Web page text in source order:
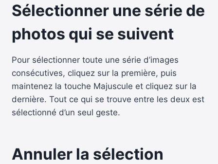
Sélectionner une série de
photos qui se suivent
Pour sélectionner toute une série d’images
consécutives, cliquez sur la première, puis
maintenez la touche Majuscule et cliquez sur la
dernière. Tout ce qui se trouve entre les deux est
sélectionné d’un seul geste.
Annuler la sélection